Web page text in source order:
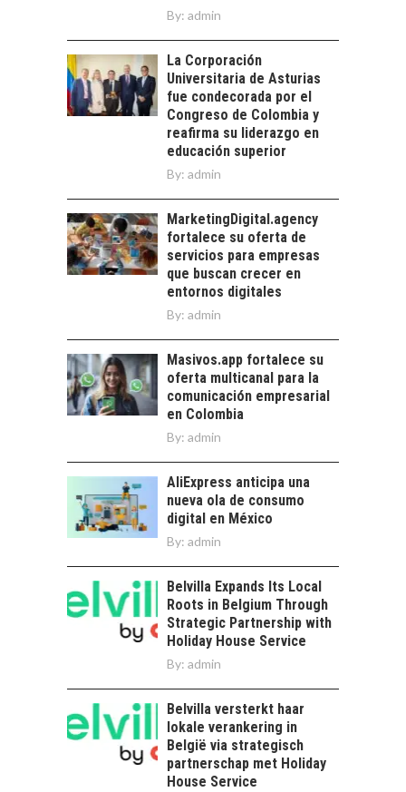
CHILENAS
estratégica de los
recursos humanos en
las empresas…
FINANCIAMIENTO
PARA PYMES EN
CHILE:
ALTERNATIVAS MÁS
ALLÁ DEL CRÉDITO
BANCARIO
Financiamiento para
pymes en Chile:
alternativas que
trascienden el
crédito…
EL CRECIMIENTO DE
LOS SERVICIOS
DIGITALES
EXPORTADOS DESDE
CHILE
servicios digitales en
Chile:…
By: admin
La Corporación
Universitaria de Asturias
fue condecorada por el
Congreso de Colombia y
reafirma su liderazgo en
educación superior
By: admin
MarketingDigital.agency
fortalece su oferta de
servicios para empresas
que buscan crecer en
entornos digitales
By: admin
Masivos.app fortalece su
oferta multicanal para la
comunicación empresarial
en Colombia
By: admin
AliExpress anticipa una
nueva ola de consumo
digital en México
By: admin
Belvilla Expands Its Local
Roots in Belgium Through
Strategic Partnership with
Holiday House Service
By: admin
Belvilla versterkt haar
lokale verankering in
België via strategisch
partnerschap met Holiday
House Service